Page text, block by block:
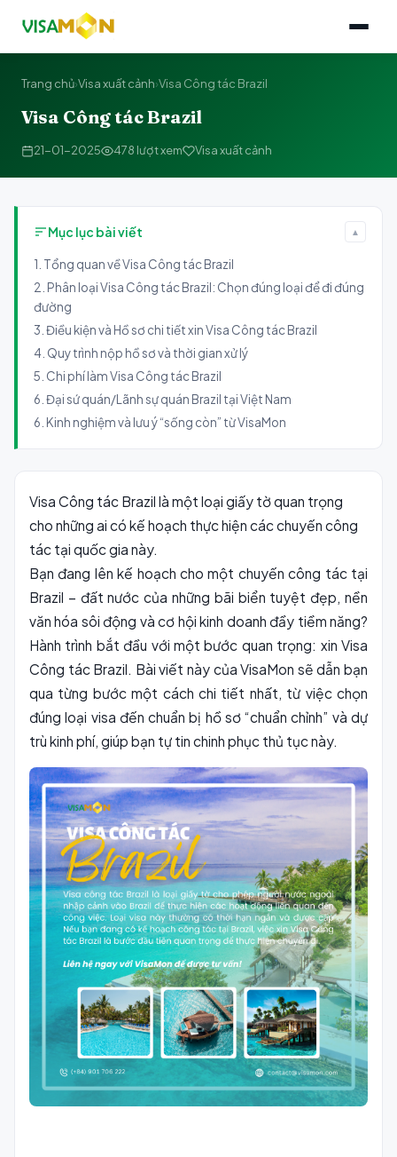
Trang chủ›Visa xuất cảnh›Visa Công tác Brazil
Visa Công tác Brazil
21-01-2025 478 lượt xem Visa xuất cảnh
Mục lục bài viết ▲
1. Tổng quan về Visa Công tác Brazil
2. Phân loại Visa Công tác Brazil: Chọn đúng loại để đi đúng
đường
3. Điều kiện và Hồ sơ chi tiết xin Visa Công tác Brazil
4. Quy trình nộp hồ sơ và thời gian xử lý
5. Chi phí làm Visa Công tác Brazil
6. Đại sứ quán/Lãnh sự quán Brazil tại Việt Nam
6. Kinh nghiệm và lưu ý “sống còn” từ VisaMon
Visa Công tác Brazil là một loại giấy tờ quan trọng
cho những ai có kế hoạch thực hiện các chuyến công
tác tại quốc gia này.
Bạn đang lên kế hoạch cho một chuyến công tác tại
Brazil – đất nước của những bãi biển tuyệt đẹp, nền
văn hóa sôi động và cơ hội kinh doanh đầy tiềm năng?
Hành trình bắt đầu với một bước quan trọng: xin Visa
Công tác Brazil. Bài viết này của VisaMon sẽ dẫn bạn
qua từng bước một cách chi tiết nhất, từ việc chọn
đúng loại visa đến chuẩn bị hồ sơ “chuẩn chỉnh” và dự
trù kinh phí, giúp bạn tự tin chinh phục thủ tục này.